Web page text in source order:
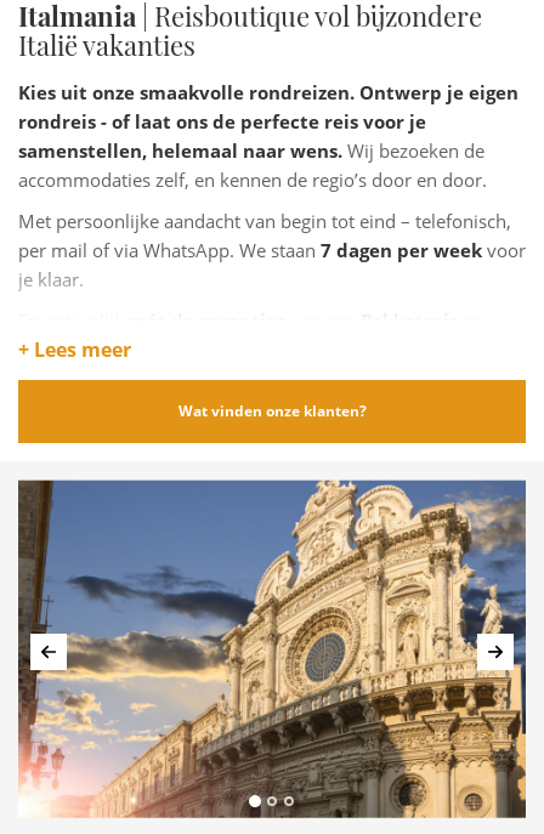
Italmania | Reisboutique vol bijzondere
Italië vakanties
Kies uit onze smaakvolle rondreizen. Ontwerp je eigen
rondreis - of laat ons de perfecte reis voor je
samenstellen, helemaal naar wens. Wij bezoeken de
accommodaties zelf, en kennen de regio’s door en door.
Met persoonlijke aandacht van begin tot eind – telefonisch,
per mail of via WhatsApp. We staan 7 dagen per week voor
je klaar.
hetCalamiteitenfonds
+ Lees meer
Wat vinden onze klanten?
Vorige